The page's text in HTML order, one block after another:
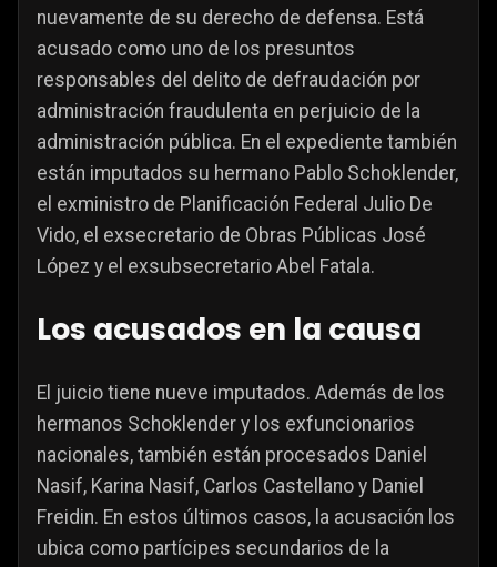
nuevamente de su derecho de defensa. Está
acusado como uno de los presuntos
responsables del delito de defraudación por
administración fraudulenta en perjuicio de la
administración pública. En el expediente también
están imputados su hermano Pablo Schoklender,
el exministro de Planificación Federal Julio De
Vido, el exsecretario de Obras Públicas José
López y el exsubsecretario Abel Fatala.
Los acusados en la causa
El juicio tiene nueve imputados. Además de los
hermanos Schoklender y los exfuncionarios
nacionales, también están procesados Daniel
Nasif, Karina Nasif, Carlos Castellano y Daniel
Freidin. En estos últimos casos, la acusación los
ubica como partícipes secundarios de la